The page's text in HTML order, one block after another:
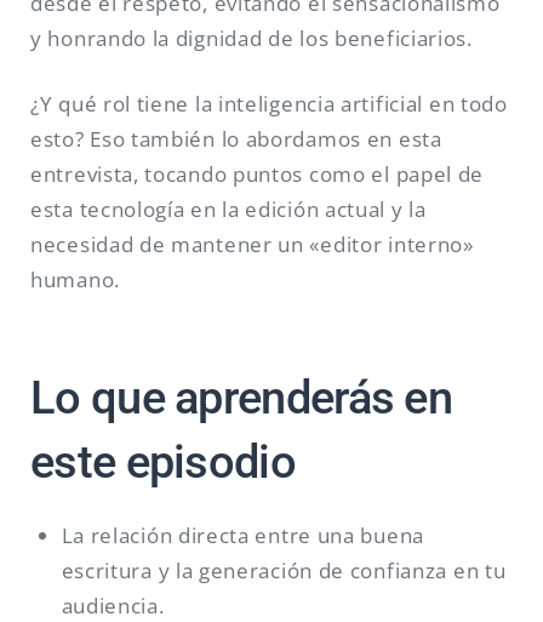
y honrando la dignidad de los beneficiarios.
¿Y qué rol tiene la inteligencia artificial en todo
esto? Eso también lo abordamos en esta
entrevista, tocando puntos como el papel de
esta tecnología en la edición actual y la
necesidad de mantener un «editor interno»
humano.
Lo que aprenderás en
este episodio
La relación directa entre una buena
escritura y la generación de confianza en tu
audiencia.